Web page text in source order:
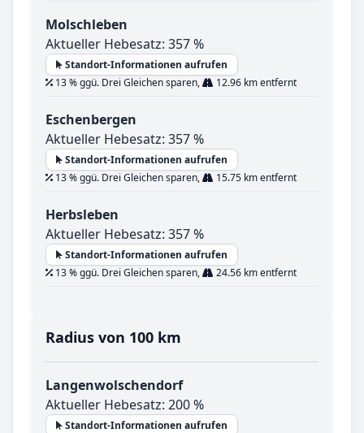
Molschleben
Aktueller Hebesatz: 357 %
Standort-Informationen aufrufen
13 % ggü. Drei Gleichen sparen,
12.96 km entfernt
Eschenbergen
Aktueller Hebesatz: 357 %
Standort-Informationen aufrufen
13 % ggü. Drei Gleichen sparen,
15.75 km entfernt
Herbsleben
Aktueller Hebesatz: 357 %
Standort-Informationen aufrufen
13 % ggü. Drei Gleichen sparen,
24.56 km entfernt
Radius von 100 km
Langenwolschendorf
Aktueller Hebesatz: 200 %
Standort-Informationen aufrufen